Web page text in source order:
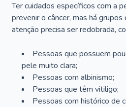
Ter cuidados específicos com a
prevenir o câncer, mas há grupos
atenção precisa ser redobrada,
Pessoas que possuem
pele muito clara;
Pessoas com albinismo;
Pessoas que têm vitiligo;
Pessoas com histórico de